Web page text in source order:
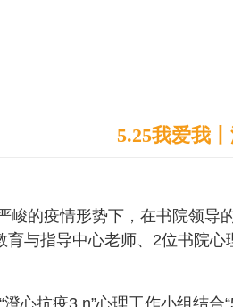
5.25我爱我
峻的疫情形势下，在书院领导
育与指导中心老师、2位书院
心抗疫3 n”心理工作小组结